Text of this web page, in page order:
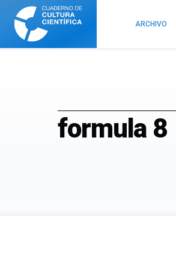
Cuaderno
Cultura
Científica
ARCHIVO
formula 8